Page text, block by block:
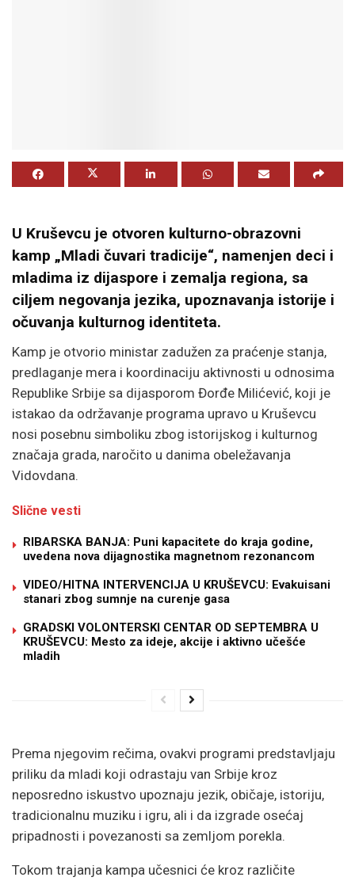
U Kruševcu je otvoren kulturno-obrazovni
kamp „Mladi čuvari tradicije“, namenjen deci i
mladima iz dijaspore i zemalja regiona, sa
ciljem negovanja jezika, upoznavanja istorije i
očuvanja kulturnog identiteta.
Kamp je otvorio ministar zadužen za praćenje stanja,
predlaganje mera i koordinaciju aktivnosti u odnosima
Republike Srbije sa dijasporom Đorđe Milićević, koji je
istakao da održavanje programa upravo u Kruševcu
nosi posebnu simboliku zbog istorijskog i kulturnog
značaja grada, naročito u danima obeležavanja
Vidovdana.
Slične vesti
RIBARSKA BANJA: Puni kapacitete do kraja godine,
uvedena nova dijagnostika magnetnom rezonancom
VIDEO/HITNA INTERVENCIJA U KRUŠEVCU: Evakuisani
stanari zbog sumnje na curenje gasa
GRADSKI VOLONTERSKI CENTAR OD SEPTEMBRA U
KRUŠEVCU: Mesto za ideje, akcije i aktivno učešće
mladih
Prema njegovim rečima, ovakvi programi predstavljaju
priliku da mladi koji odrastaju van Srbije kroz
neposredno iskustvo upoznaju jezik, običaje, istoriju,
tradicionalnu muziku i igru, ali i da izgrade osećaj
pripadnosti i povezanosti sa zemljom porekla.
Tokom trajanja kampa učesnici će kroz različite